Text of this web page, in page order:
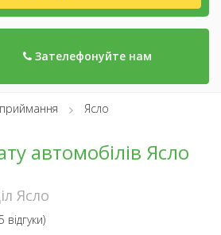
Зателефонуйте нам
Ясло
автомобілів Ясло
Ясло
відгуки)